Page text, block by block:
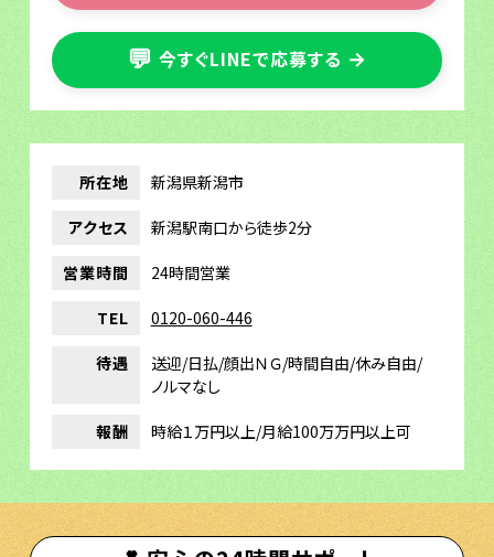
💬 今すぐLINEで応募する →
所在地 新潟県新潟市
アクセス 新潟駅南口から徒歩2分
営業時間 24時間営業
TEL 0120-060-446
待遇
送迎/日払/顔出ＮＧ/時間自由/休み自由/
ノルマなし
報酬 時給１万円以上/月給100万万円以上可